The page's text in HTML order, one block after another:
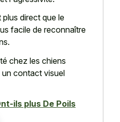
direct que le
facile de reconnaître
chez les chiens
un contact visuel
ils plus De Poils